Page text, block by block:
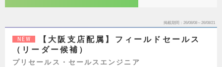
掲載期間 26/08/08～26/08/21
NEW
【大阪支店配属】フィールドセールス
（リーダー候補）
プリセールス・セールスエンジニア